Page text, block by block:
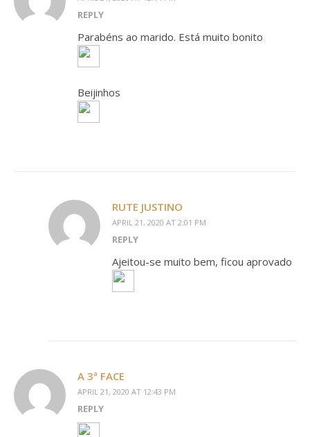
REPLY
Parabéns ao marido. Está muito bonito
Beijinhos
RUTE JUSTINO
APRIL 21, 2020 AT 2:01 PM
REPLY
Ajeitou-se muito bem, ficou aprovado
A 3ª FACE
APRIL 21, 2020 AT 12:43 PM
REPLY